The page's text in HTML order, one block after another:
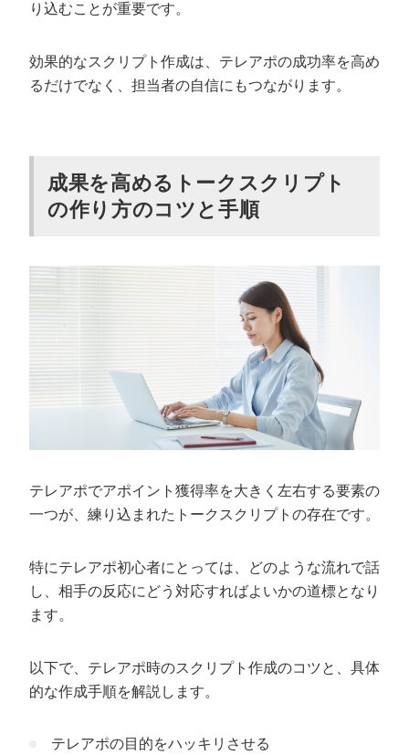
り込むことが重要です。
効果的なスクリプト作成は、テレアポの成功率を高め
るだけでなく、担当者の自信にもつながります。
成果を高めるトークスクリプト
の作り方のコツと手順
テレアポでアポイント獲得率を大きく左右する要素の
一つが、練り込まれたトークスクリプトの存在です。
特にテレアポ初心者にとっては、どのような流れで話
し、相手の反応にどう対応すればよいかの道標となり
ます。
以下で、テレアポ時のスクリプト作成のコツと、具体
的な作成手順を解説します。
テレアポの目的をハッキリさせる